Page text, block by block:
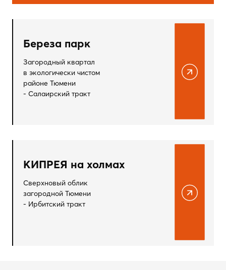
Береза парк
Загородный квартал
в экологически чистом
районе Тюмени
- Салаирский тракт
КИПРЕЯ на холмах
Сверхновый облик
загородной Тюмени
- Ирбитский тракт